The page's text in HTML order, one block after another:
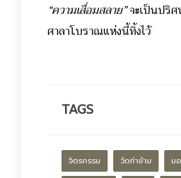
“ความเสื่อมสลาย”จะเป็นปริ
ศาลาโบราณแห่งนี้ทิ้งไว้
TAGS
จิตรกรรม วัดท่าข้าม ม